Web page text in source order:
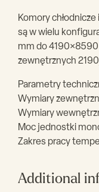
Komory
są w wielu
mm do
zewnętrznych
Parametry
Wymiary
Wymiary
Moc jednostki
Zakres pracy
Additional